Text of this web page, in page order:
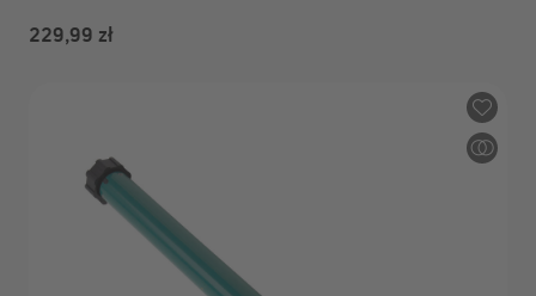
229,99 zł